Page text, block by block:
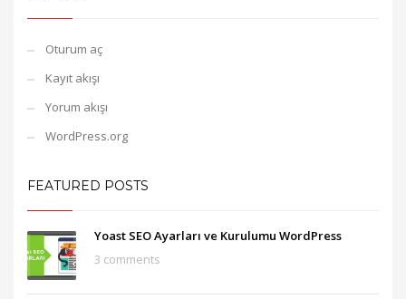
Oturum aç
Kayıt akışı
Yorum akışı
WordPress.org
FEATURED POSTS
Yoast SEO Ayarları ve Kurulumu WordPress
3 comments